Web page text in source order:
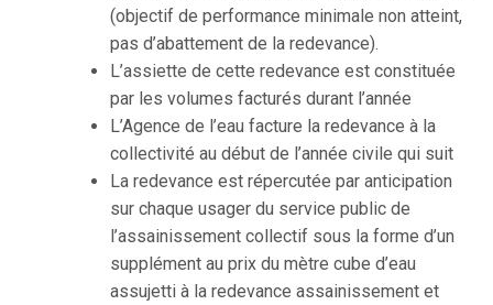
(objectif de performance minimale non atteint,
pas d’abattement de la redevance).
L’assiette de cette redevance est constituée
par les volumes facturés durant l’année
L’Agence de l’eau facture la redevance à la
collectivité au début de l’année civile qui suit
La redevance est répercutée par anticipation
sur chaque usager du service public de
l’assainissement collectif sous la forme d’un
supplément au prix du mètre cube d’eau
assujetti à la redevance assainissement et